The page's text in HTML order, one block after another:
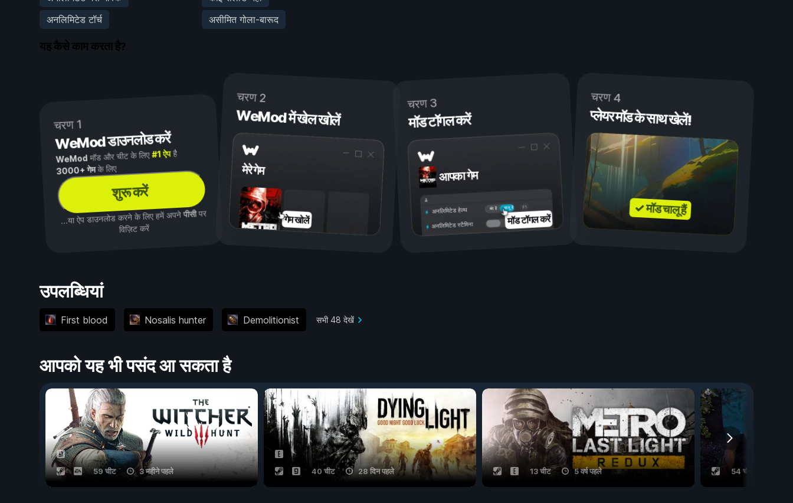
अनलिमिटेड टॉर्च
असीमित गोला-बारूद
यह कैसे काम करता है?
चरण 1
WeMod डाउनलोड करें
WeMod मॉड और चीट के लिए#1 ऐपहै
3000+ गेमके लिए
शुरू करें
...या ऐप डाउनलोड करने के लिए हमें अपनेपीसीपर
विज़िट करें
चरण 2
WeMod में खेल खोलें
मेरे गेम
गेम खोलें
चरण 3
मॉड टॉगल करें
आपका गेम
चालू है
बंद है
अनलिमिटेड हेल्थ
अनलिमिटेड स्टैमिना मॉड टॉगल करें
चरण 4
प्लेयर मॉड के साथ खेलें!
✓ मॉड चालू हैं
उपलब्धियां
First blood Nosalis hunter Demolitionist सभी 48 देखें
आपको यह भी पसंद आ सकता है
59 चीट 3 महीने पहले 40 चीट 28 दिन पहले 13 चीट 5 वर्ष पहले 54 चीट